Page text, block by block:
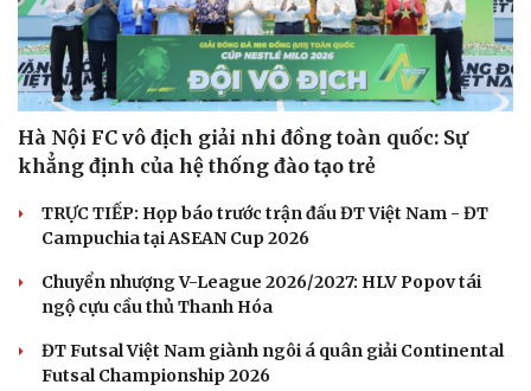
Hà Nội FC vô địch giải nhi đồng toàn quốc: Sự
khẳng định của hệ thống đào tạo trẻ
TRỰC TIẾP: Họp báo trước trận đấu ĐT Việt Nam - ĐT
Campuchia tại ASEAN Cup 2026
Chuyển nhượng V-League 2026/2027: HLV Popov tái
ngộ cựu cầu thủ Thanh Hóa
ĐT Futsal Việt Nam giành ngôi á quân giải Continental
Futsal Championship 2026